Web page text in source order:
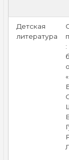
Детская
литература
: